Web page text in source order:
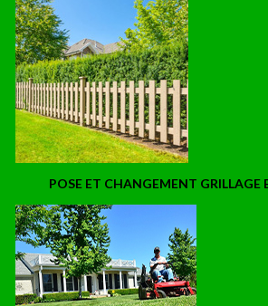
POSE ET CHANGEMENT GRILLAGE